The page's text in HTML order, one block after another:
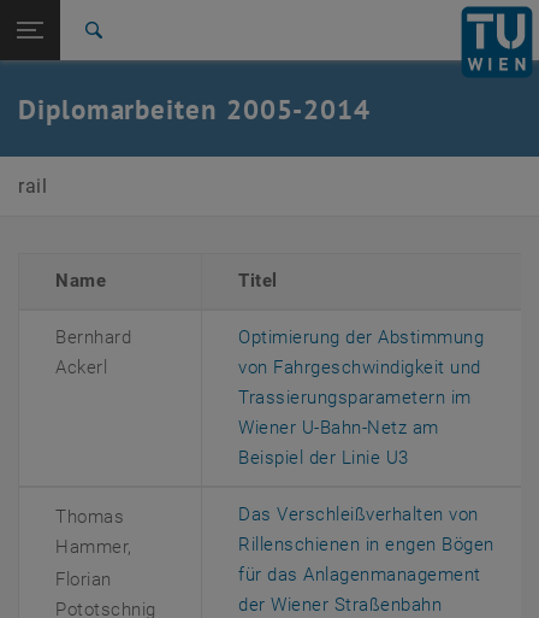
TU Login
Verkehrssysteme
Zurück: Subseiten von Diplomarbeiten auflisten
Diplomarbeiten
Diplomarbeiten 2005-2014
Diplomarbeiten 2005-2014
rail
Name Titel
Bernhard
Ackerl
Optimierung der Abstimmung
von Fahrgeschwindigkeit und
Trassierungsparametern im
Wiener U-Bahn-Netz am
Beispiel der Linie U3, öffnet eine
Thomas
Hammer,
Florian
Pototschnig
Das Verschleißverhalten von
Rillenschienen in engen Bögen
für das Anlagenmanagement
der Wiener Straßenbahn